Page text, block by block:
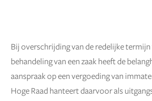
Bij overschrijding van de redelijke
behandeling van een zaak heeft de
aanspraak op een vergoeding van
Hoge Raad hanteert daarvoor als